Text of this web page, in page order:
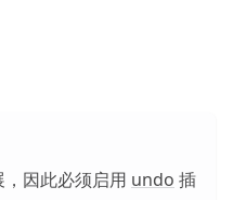
，因此必须启用 undo 插